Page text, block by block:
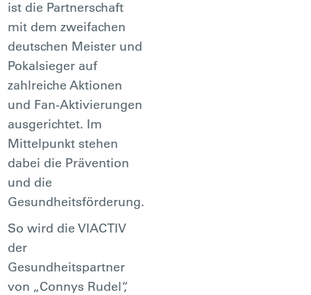
ist die Partnerschaft
mit dem zweifachen
deutschen Meister und
Pokalsieger auf
zahlreiche Aktionen
und Fan-Aktivierungen
ausgerichtet. Im
Mittelpunkt stehen
dabei die Prävention
und die
Gesundheitsförderung.
So wird die VIACTIV
der
Gesundheitspartner
von „Connys Rudel“,